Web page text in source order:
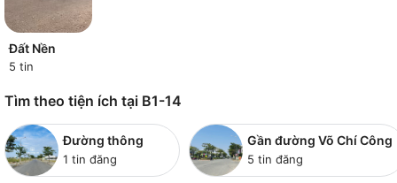
Đất Nền
5 tin
Tìm theo tiện ích tại B1-14
Đường thông
1 tin đăng
Gần đường Võ Chí Công
5 tin đăng